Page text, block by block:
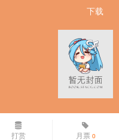
下载
打赏 月票0